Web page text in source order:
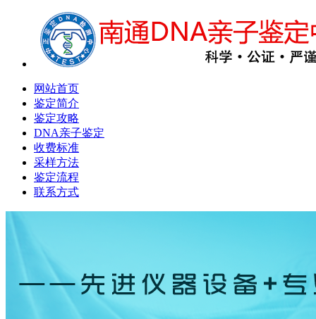
网站首页
鉴定简介
鉴定攻略
DNA亲子鉴定
收费标准
采样方法
鉴定流程
联系方式